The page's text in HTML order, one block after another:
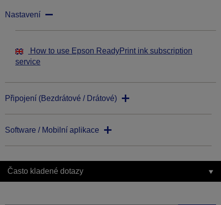
Nastavení
How to use Epson ReadyPrint ink subscription
service
Připojení (Bezdrátové / Drátové)
Software / Mobilní aplikace
Často kladené dotazy